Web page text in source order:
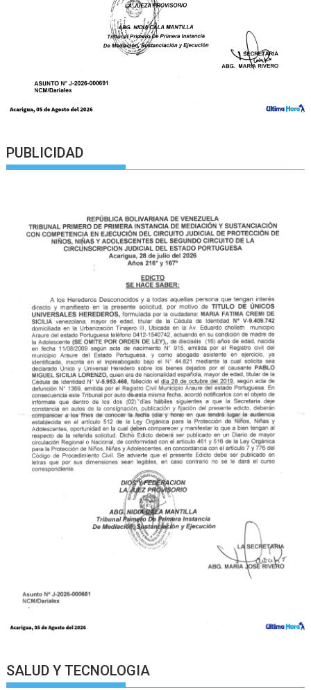
PUBLICIDAD
SALUD Y TECNOLOGIA